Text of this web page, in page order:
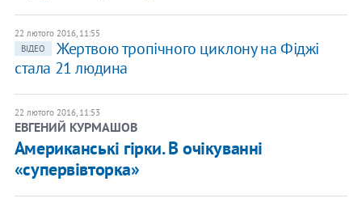
22 лютого 2016, 11:55
ВІДЕО
Жертвою тропічного циклону на Фіджі
стала 21 людина
22 лютого 2016, 11:53
ЕВГЕНИЙ КУРМАШОВ
Американські гірки. В очікуванні
«супервівторка»